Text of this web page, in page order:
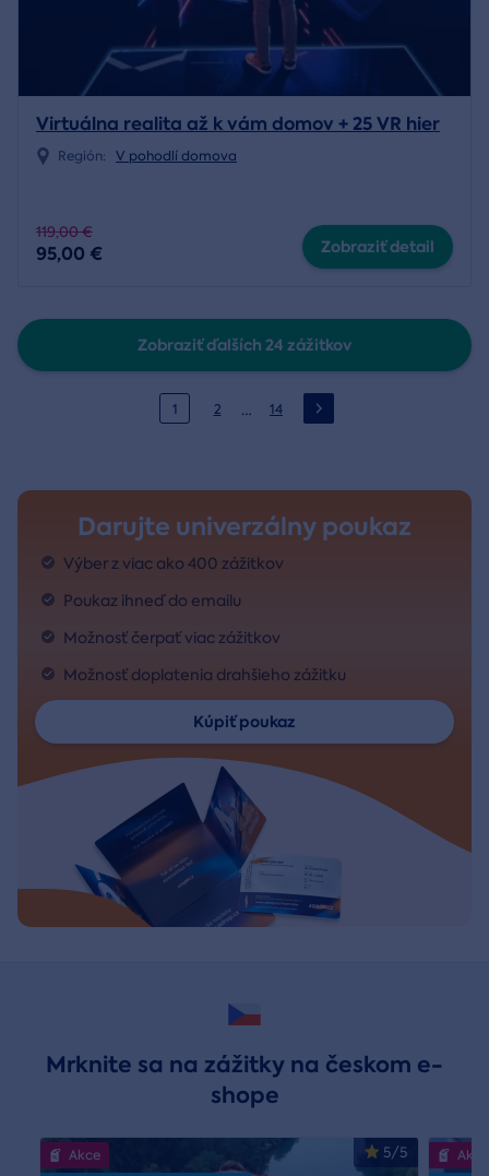
Virtuálna realita až k vám domov + 25 VR hier
Región: V pohodlí domova
119,00 €
95,00 € Zobraziť detail
Zobraziť ďalších 24 zážitkov
1 2 … 14
Darujte univerzálny poukaz
Výber z viac ako 400 zážitkov
Poukaz ihneď do emailu
Možnosť čerpať viac zážitkov
Možnosť doplatenia drahšieho zážitku
Kúpiť poukaz
Mrknite sa na zážitky na českom e-
shope
5/5
Akce
Akce